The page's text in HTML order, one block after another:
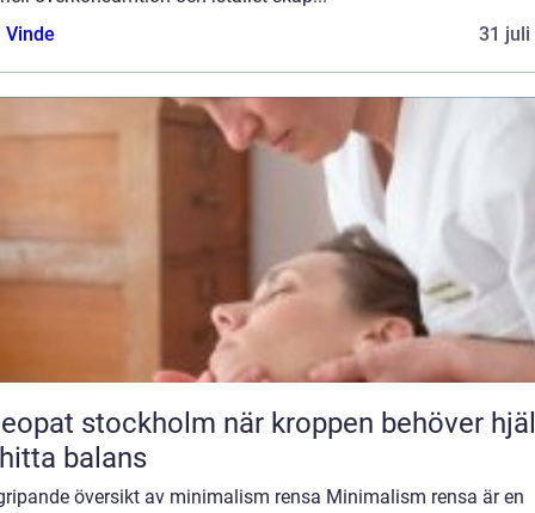
Vinde
31 juli
stockholm när kroppen behöver hjälp
balans
översikt av minimalism rensa Minimalism rensa är en